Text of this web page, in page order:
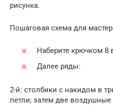
рисунка.
Пошаговая схема для
Наберите крючком 8
Далее ряды:
2-й: столбики с накидом в
петли; затем две